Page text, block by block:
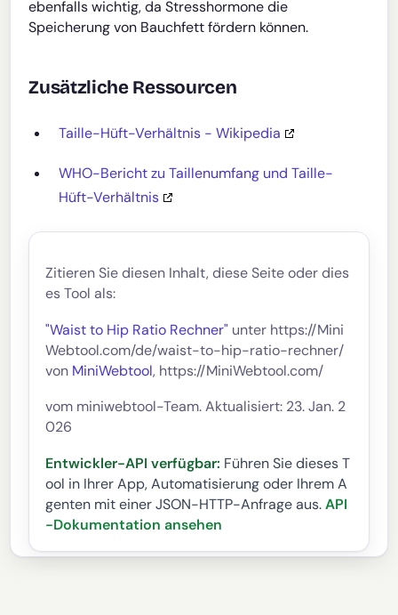
ebenfalls wichtig, da Stresshormone die
Speicherung von Bauchfett fördern können.
Zusätzliche Ressourcen
Taille-Hüft-Verhältnis - Wikipedia
WHO-Bericht zu Taillenumfang und Taille-
Hüft-Verhältnis
Zitieren Sie diesen Inhalt, diese Seite oder dies
es Tool als:
"Waist to Hip Ratio Rechner" unter https://Mini
Webtool.com/de/waist-to-hip-ratio-rechner/
von MiniWebtool, https://MiniWebtool.com/
vom miniwebtool-Team. Aktualisiert: 23. Jan. 2
026
Entwickler-API verfügbar: Führen Sie dieses T
ool in Ihrer App, Automatisierung oder Ihrem A
genten mit einer JSON-HTTP-Anfrage aus. API
-Dokumentation ansehen